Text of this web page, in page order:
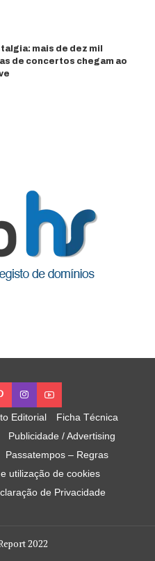
mais de dez mil
de concertos chegam ao
Editorial
Ficha Técnica
Publicidade / Advertising
Passatempos – Regras
utilização de cookies
de Privacidade
2022